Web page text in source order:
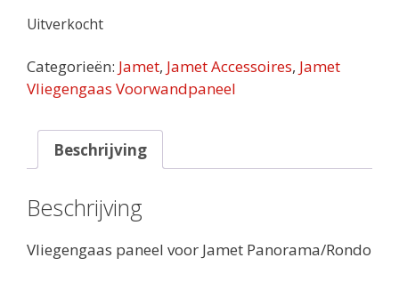
Uitverkocht
Categorieën: Jamet, Jamet Accessoires, Jamet
Vliegengaas Voorwandpaneel
Beschrijving
Beschrijving
Vliegengaas paneel voor Jamet Panorama/Rondo